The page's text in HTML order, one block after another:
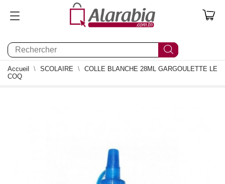
0
Accueil SCOLAIRE
COLLE BLANCHE 28ML GARGOULETTE LE
COQ